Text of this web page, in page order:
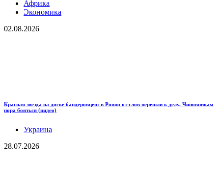
Африка
Экономика
02.08.2026
Красная звезда на доске бандеровцев: в Ровно от слов перешли к делу. Чиновникам
пора бояться (видео)
Украина
28.07.2026